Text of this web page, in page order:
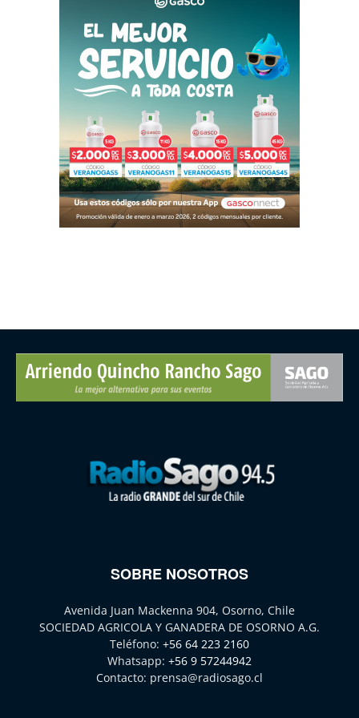
SOBRE NOSOTROS
Avenida Juan Mackenna 904, Osorno, Chile
SOCIEDAD AGRICOLA Y GANADERA DE OSORNO A.G.
Teléfono: +56 64 223 2160
Whatsapp: +56 9 57244942
Contacto: prensa@radiosago.cl